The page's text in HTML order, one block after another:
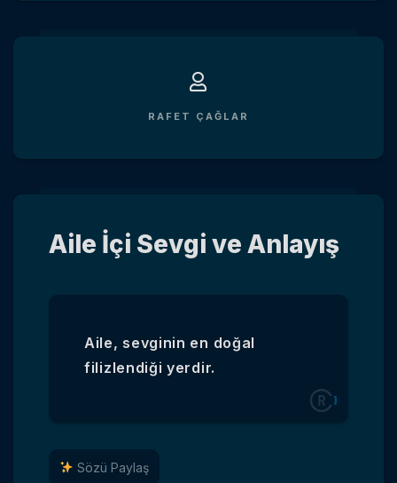
RAFET ÇAĞLAR
Aile İçi Sevgi ve Anlayış
Aile, sevginin en doğal
filizlendiği yerdir.
Sözü Paylaş